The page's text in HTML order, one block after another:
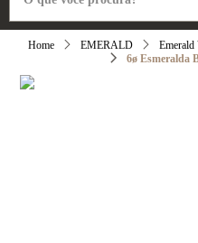
EMERALD
6ø Esmeralda